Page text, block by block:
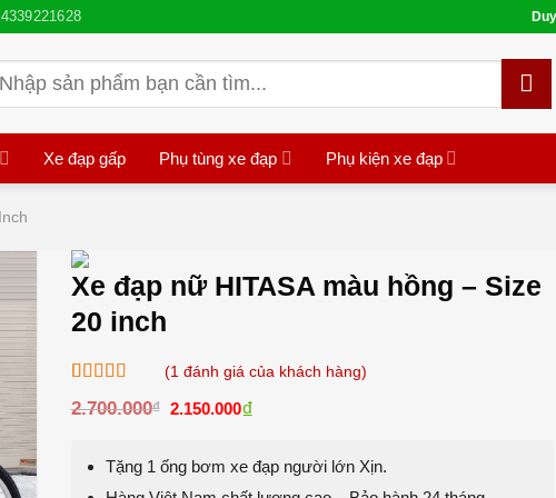
Xe đạp gấp Phụ tùng xe đạp Phụ kiện xe đạp
Xe đạp nữ HITASA màu hồng – Size
20 inch
5.00trên 5
dựa trên
1
(1 đánh giá của khách hàng)
2.700.000₫ Giá
gốc
2.150.000₫Giá
hiện
2.150.000₫.
Tặng 1 ống bơm xe đạp người lớn Xịn.